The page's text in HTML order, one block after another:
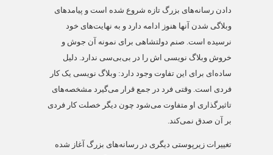
دادن رسانه‌های بزرگ تازه شروع شده است و پیامدهای
وبلاگی شدن آنها هنوز ادامه دارد و به نهایت‌های خود
نرسیده است. صنم دولتشاهی برای نمونه آن جوش و
خروش وبلاگ نویسی اش را در بی‌بی‌سی ندارد. دلیل
ساده‌ای برای این تفاوت وجود دارد: وبلاگ نویسی یک کار
فردی است. وقتی فرد در جمع قرار می‌گیرد مشخصه‌های
تاثیرگذاری او متفاوت می‌شود چون دیگر خصلت کار فردی
بر آن صدق نمی‌کند.
تغییرات زیرپوستی دیگری در رسانه‌های بزرگ آغاز شده